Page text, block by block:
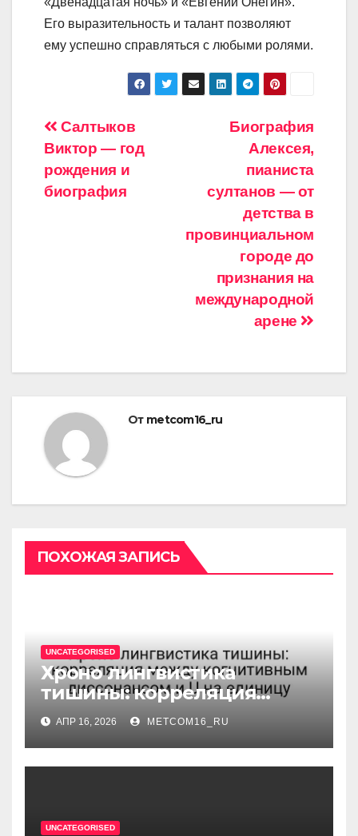
Его выразительность и талант позволяют
ему успешно справляться с любыми ролями.
Навигация
по
записям
Биография
Алексея,
пианиста
султанов — от
детства в
провинциальном
городе до
признания на
международной
арене
Салтыков
Виктор — год
рождения и
биография
От metcom16_ru
ПОХОЖАЯ ЗАПИСЬ
UNCATEGORISED
Хроно лингвистика
тишины: корреляция
между когнитивным
диссонансом и U на
единицу
АПР 16, 2026 METCOM16_RU
UNCATEGORISED